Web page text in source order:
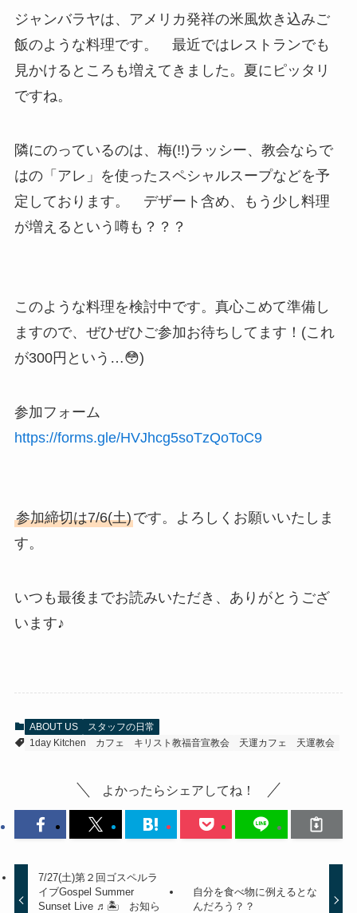
ジャンバラヤは、アメリカ発祥の米風炊き込みご
飯のような料理です。 最近ではレストランでも
見かけるところも増えてきました。夏にピッタリ
ですね。
隣にのっているのは、梅(!!)ラッシー、教会ならで
はの「アレ」を使ったスペシャルスープなどを予
定しております。 デザート含め、もう少し料理
が増えるという噂も？？？
このような料理を検討中です。真心こめて準備し
ますので、ぜひぜひご参加お待ちしてます！(これ
が300円という…😳)
参加フォーム
https://forms.gle/HVJhcg5soTzQoToC9
参加締切は7/6(土)です。よろしくお願いいたしま
す。
いつも最後までお読みいただき、ありがとうござ
います♪
ABOUT US
スタッフの日常
1day Kitchen
カフェ キリスト教福音宣教会 天運カフェ 天運教会
よかったらシェアしてね！
7/27(土)第２回ゴスペルラ
イブGospel Summer
Sunset Live ♬🏝️ お知ら
自分を食べ物に例えるとな
んだろう？？